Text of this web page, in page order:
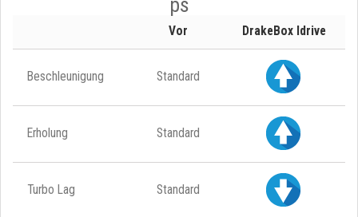
Vor DrakeBox Idrive
Beschleunigung Standard
Erholung Standard
Turbo Lag Standard